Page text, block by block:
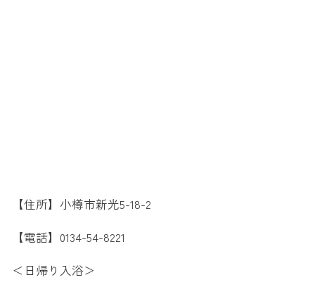
【住所】小樽市新光5-18-2
【電話】0134-54-8221
＜日帰り入浴＞